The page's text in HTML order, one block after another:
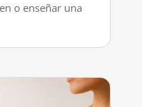
o enseñar una